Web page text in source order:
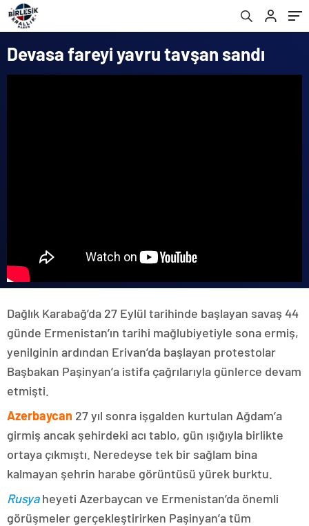
Devasa fareyi yavru tavşan sandı
Dağlık Karabağ’da 27 Eylül tarihinde başlayan savaş 44
günde Ermenistan’ın tarihi mağlubiyetiyle sona ermiş,
yenilginin ardından Erivan’da başlayan protestolar
Başbakan Paşinyan’a istifa çağrılarıyla günlerce devam
etmişti.
Azerbaycan 27 yıl sonra işgalden kurtulan Ağdam’a
girmiş ancak şehirdeki acı tablo, gün ışığıyla birlikte
ortaya çıkmıştı. Neredeyse tek bir sağlam bina
kalmayan şehrin harabe görüntüsü yürek burktu.
Rusyaheyeti Azerbaycan ve Ermenistan’da önemli
görüşmeler gerçekleştirirken Paşinyan’a tüm